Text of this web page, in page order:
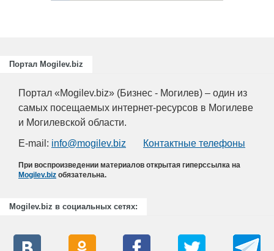
Портал Mogilev.biz
Портал «Mogilev.biz» (Бизнес - Могилев) – один из
самых посещаемых интернет-ресурсов в Могилеве
и Могилевской области.
E-mail: info@mogilev.biz Контактные телефоны
При воспроизведении материалов открытая гиперссылка на
Mogilev.biz обязательна.
Mogilev.biz в социальных сетях: